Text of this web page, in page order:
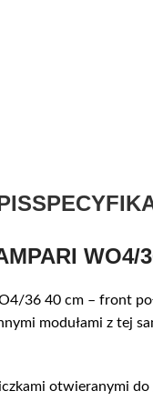
36 40 cm – front
modułami z tej
otwieranymi